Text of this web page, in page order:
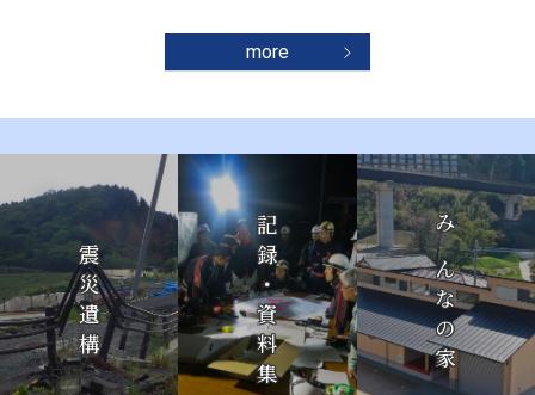
more
震災遺構 記録・資料集 みんなの家